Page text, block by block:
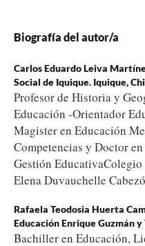
Biografía del autor/a
Carlos Eduardo Leiva
Social de Iquique. Iquique,
Profesor de Historia y
Educación -Orientador
Magister en Educación
Competencias y Doctor
Gestión
Elena Duvauchelle
Rafaela Teodosia Huerta
Educación Enrique Guzmán
Bachiller en Educación,